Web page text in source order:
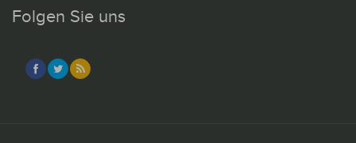
Folgen Sie uns